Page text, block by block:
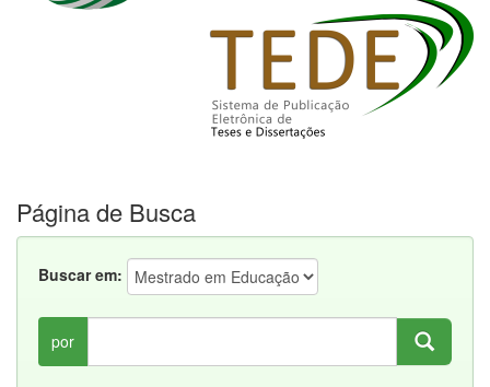
Página de Busca
Buscar em:
por